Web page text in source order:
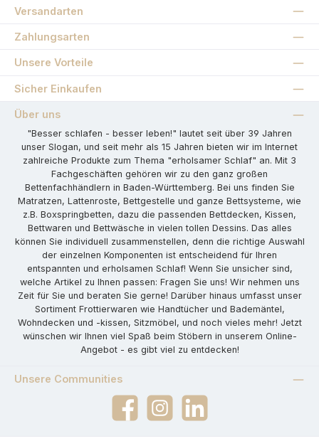
Versandarten
Zahlungsarten
Unsere Vorteile
Sicher Einkaufen
Über uns
"Besser schlafen - besser leben!" lautet seit über 39 Jahren
unser Slogan, und seit mehr als 15 Jahren bieten wir im Internet
zahlreiche Produkte zum Thema "erholsamer Schlaf" an. Mit 3
Fachgeschäften gehören wir zu den ganz großen
Bettenfachhändlern in Baden-Württemberg. Bei uns finden Sie
Matratzen, Lattenroste, Bettgestelle und ganze Bettsysteme, wie
z.B. Boxspringbetten, dazu die passenden Bettdecken, Kissen,
Bettwaren und Bettwäsche in vielen tollen Dessins. Das alles
können Sie individuell zusammenstellen, denn die richtige Auswahl
der einzelnen Komponenten ist entscheidend für Ihren
entspannten und erholsamen Schlaf! Wenn Sie unsicher sind,
welche Artikel zu Ihnen passen: Fragen Sie uns! Wir nehmen uns
Zeit für Sie und beraten Sie gerne! Darüber hinaus umfasst unser
Sortiment Frottierwaren wie Handtücher und Bademäntel,
Wohndecken und -kissen, Sitzmöbel, und noch vieles mehr! Jetzt
wünschen wir Ihnen viel Spaß beim Stöbern in unserem Online-
Angebot - es gibt viel zu entdecken!
Unsere Communities
FacebookInstagram LinkedIn